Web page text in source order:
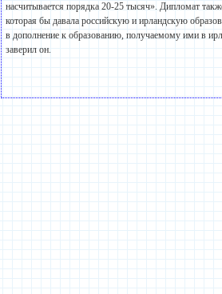
насчитывается порядка 20-25 тысяч». Дипломат
которая бы давала российскую и ирландскую
в дополнение к образованию, получаемому ими в
заверил он.